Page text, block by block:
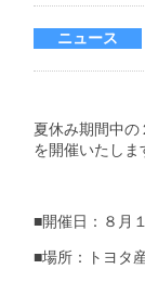
ニュース
夏休み期間中の
を開催いたしま
■開催日：８月
■場所：トヨタ